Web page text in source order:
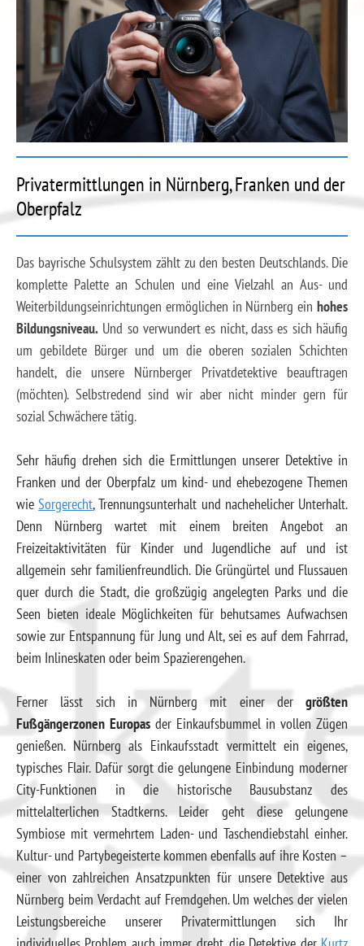
Privatermittlungen in Nürnberg, Franken und der
Oberpfalz
Das bayrische Schulsystem zählt zu den besten Deutschlands. Die
komplette Palette an Schulen und eine Vielzahl an Aus- und
Weiterbildungseinrichtungen ermöglichen in Nürnberg ein hohes
Bildungsniveau. Und so verwundert es nicht, dass es sich häufig
um gebildete Bürger und um die oberen sozialen Schichten
handelt, die unsere Nürnberger Privatdetektive beauftragen
(möchten). Selbstredend sind wir aber nicht minder gern für
sozial Schwächere tätig.
Sehr häufig drehen sich die Ermittlungen unserer Detektive in
Franken und der Oberpfalz um kind- und ehebezogene Themen
wieSorgerecht, Trennungsunterhalt und nachehelicher Unterhalt.
Denn Nürnberg wartet mit einem breiten Angebot an
Freizeitaktivitäten für Kinder und Jugendliche auf und ist
allgemein sehr familienfreundlich. Die Grüngürtel und Flussauen
quer durch die Stadt, die großzügig angelegten Parks und die
Seen bieten ideale Möglichkeiten für behutsames Aufwachsen
sowie zur Entspannung für Jung und Alt, sei es auf dem Fahrrad,
beim Inlineskaten oder beim Spazierengehen.
Ferner lässt sich in Nürnberg mit einer der größten
Fußgängerzonen Europas der Einkaufsbummel in vollen Zügen
genießen. Nürnberg als Einkaufsstadt vermittelt ein eigenes,
typisches Flair. Dafür sorgt die gelungene Einbindung moderner
City-Funktionen in die historische Bausubstanz des
mittelalterlichen Stadtkerns. Leider geht diese gelungene
Symbiose mit vermehrtem Laden- und Taschendiebstahl einher.
Kultur- und Partybegeisterte kommen ebenfalls auf ihre Kosten –
einer von zahlreichen Ansatzpunkten für unsere Detektive aus
Nürnberg beim Verdacht auf Fremdgehen. Um welches der vielen
Leistungsbereiche unserer Privatermittlungen sich Ihr